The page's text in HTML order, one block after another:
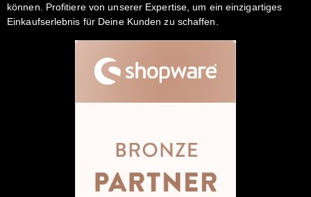
können. Profitiere von unserer Expertise, um ein einzigartiges
Einkaufserlebnis für Deine Kunden zu schaffen.